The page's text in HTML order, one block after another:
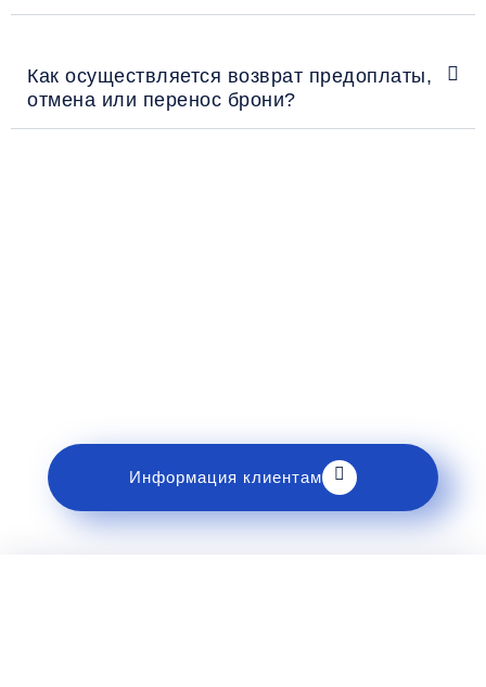
Как осуществляется возврат предоплаты,
отмена или перенос брони?
Информация клиентам